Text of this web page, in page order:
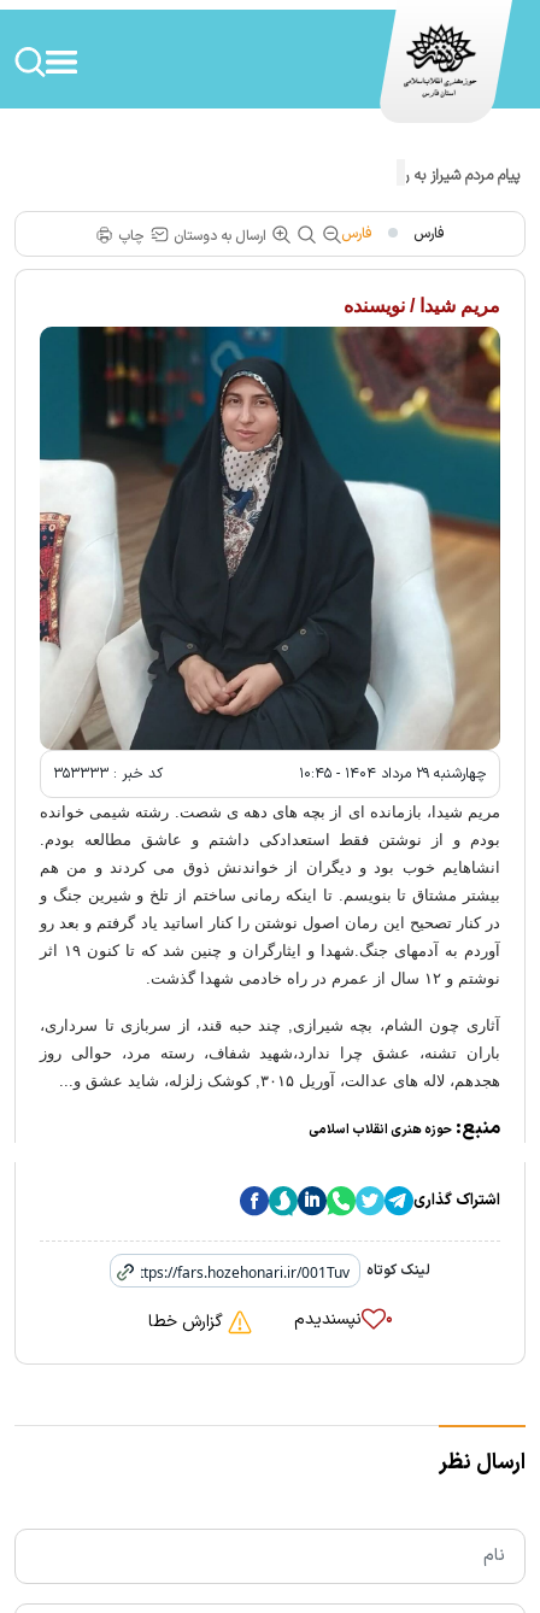
پیام مردم شیراز به رژیم صهیونیستی!
فارس فارس ارسال به دوستان چاپ
مریم شیدا / نویسنده
چهارشنبه ۲۹ مرداد ۱۴۰۴ - ۱۰:۴۵ کد خبر :
مریم شیدا، بازمانده ای از بچه های دهه ی شصت. رشته شیمی خوانده
بودم و از نوشتن فقط استعدادکی داشتم و عاشق مطالعه بودم.
انشاهایم خوب بود و دیگران از خواندنش ذوق می کردند و من هم
بیشتر مشتاق تا بنویسم. تا اینکه رمانی ساختم از تلخ و شیرین جنگ و
در کنار تصحیح این رمان اصول نوشتن را کنار اساتید یاد گرفتم و بعد رو
آوردم به آدمهای جنگ.شهدا و ایثارگران و چنین شد که تا کنون ۱۹ اثر
نوشتم و ۱۲ سال از عمرم در راه خادمی شهدا گذشت.
آثاری چون الشام، بچه شیرازی, چند حبه قند، از سربازی تا سرداری،
باران تشنه، عشق چرا ندارد،شهید شفاف، رسته مرد، حوالی روز
هجدهم، لاله های عدالت، آوریل ۳۰۱۵, کوشک زلزله، شاید عشق و...
منبع: حوزه هنری انقلاب اسلامی
اشتراک گذاری
لینک کوتاه
۰ نپسندیدم گزارش خطا
ارسال نظر